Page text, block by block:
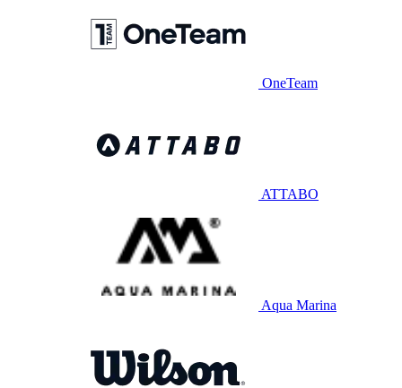
OneTeam
ATTABO
Aqua Marina